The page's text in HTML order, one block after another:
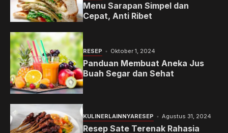
Menu Sarapan Simpel dan
Cepat, Anti Ribet
RESEP Oktober 1, 2024
Panduan Membuat Aneka Jus
Buah Segar dan Sehat
KULINERLAINNYARESEP Agustus 31, 2024
Resep Sate Terenak Rahasia